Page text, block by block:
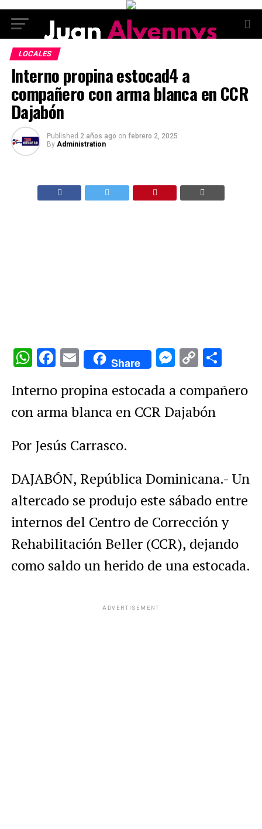
LOCALES
Interno propina estocad4 a
compañero con arma blanca en CCR
Dajabón
Published 2 años ago on febrero 2, 2025
By Administration
WhatsApp
Facebook
EmailShare
Copy
Interno propina estocada a compañero
con arma blanca en CCR Dajabón
Por Jesús Carrasco.
DAJABÓN, República Dominicana.- Un
altercado se produjo este sábado entre
internos del Centro de Corrección y
Rehabilitación Beller (CCR), dejando
como saldo un herido de una estocada.
ADVERTISEMENT